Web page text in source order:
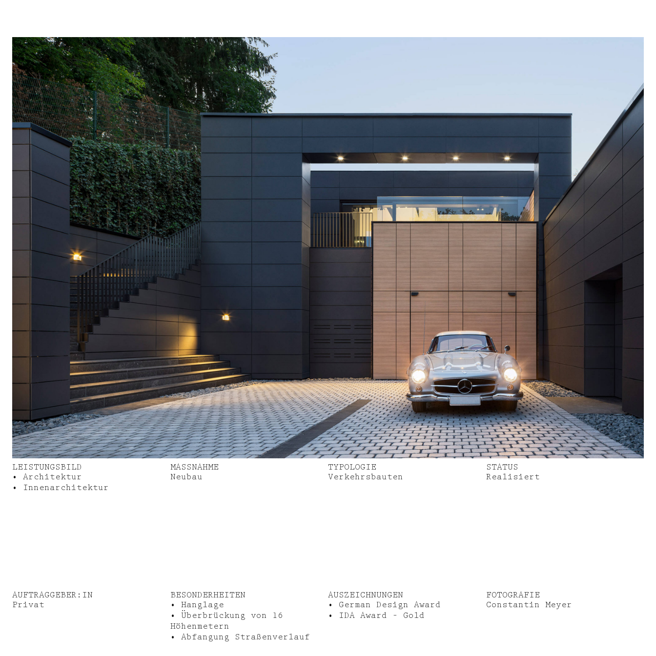
Projektarchiv Auszeichnungen
Medien, Vorträge & Dialog
Jury & Wettbewerbe
Jobs
Datenschutz
Impressum
Deutsch
LEISTUNGSBILD
• Architektur
• Innenarchitektur
MASSNAHME
Neubau
TYPOLOGIE
Verkehrsbauten
STATUS
Realisiert
AUFTRAGGEBER:IN
Privat
BESONDERHEITEN
• Hanglage
• Überbrückung von 16
Höhenmetern
• Abfangung Straßenverlauf
AUSZEICHNUNGEN
• German Design Award
• IDA Award – Gold
FOTOGRAFIE
Constantin Meyer